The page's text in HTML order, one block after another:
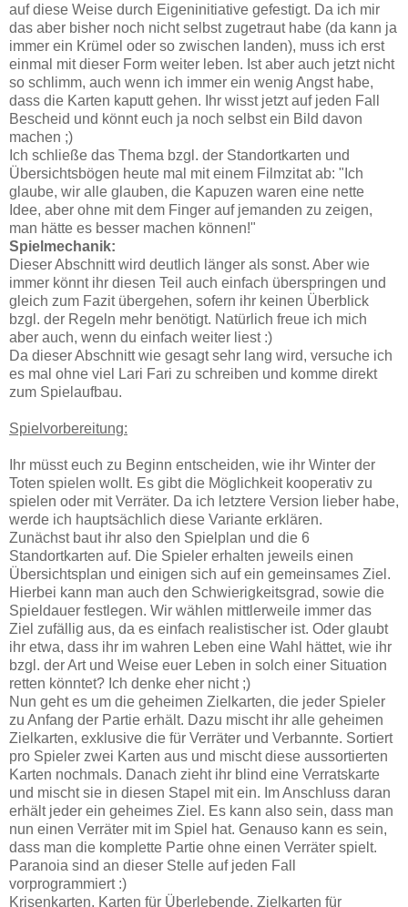
auf diese Weise durch Eigeninitiative gefestigt. Da ich mir
das aber bisher noch nicht selbst zugetraut habe (da kann ja
immer ein Krümel oder so zwischen landen), muss ich erst
einmal mit dieser Form weiter leben. Ist aber auch jetzt nicht
so schlimm, auch wenn ich immer ein wenig Angst habe,
dass die Karten kaputt gehen. Ihr wisst jetzt auf jeden Fall
Bescheid und könnt euch ja noch selbst ein Bild davon
machen ;)
Ich schließe das Thema bzgl. der Standortkarten und
Übersichtsbögen heute mal mit einem Filmzitat ab: "Ich
glaube, wir alle glauben, die Kapuzen waren eine nette
Idee, aber ohne mit dem Finger auf jemanden zu zeigen,
man hätte es besser machen können!"
Spielmechanik:
Dieser Abschnitt wird deutlich länger als sonst. Aber wie
immer könnt ihr diesen Teil auch einfach überspringen und
gleich zum Fazit übergehen, sofern ihr keinen Überblick
bzgl. der Regeln mehr benötigt. Natürlich freue ich mich
aber auch, wenn du einfach weiter liest :)
Da dieser Abschnitt wie gesagt sehr lang wird, versuche ich
es mal ohne viel Lari Fari zu schreiben und komme direkt
zum Spielaufbau.
Spielvorbereitung:
Ihr müsst euch zu Beginn entscheiden, wie ihr Winter der
Toten spielen wollt. Es gibt die Möglichkeit kooperativ zu
spielen oder mit Verräter. Da ich letztere Version lieber habe,
werde ich hauptsächlich diese Variante erklären.
Zunächst baut ihr also den Spielplan und die 6
Standortkarten auf. Die Spieler erhalten jeweils einen
Übersichtsplan und einigen sich auf ein gemeinsames Ziel.
Hierbei kann man auch den Schwierigkeitsgrad, sowie die
Spieldauer festlegen. Wir wählen mittlerweile immer das
Ziel zufällig aus, da es einfach realistischer ist. Oder glaubt
ihr etwa, dass ihr im wahren Leben eine Wahl hättet, wie ihr
bzgl. der Art und Weise euer Leben in solch einer Situation
retten könntet? Ich denke eher nicht ;)
Nun geht es um die geheimen Zielkarten, die jeder Spieler
zu Anfang der Partie erhält. Dazu mischt ihr alle geheimen
Zielkarten, exklusive die für Verräter und Verbannte. Sortiert
pro Spieler zwei Karten aus und mischt diese aussortierten
Karten nochmals. Danach zieht ihr blind eine Verratskarte
und mischt sie in diesen Stapel mit ein. Im Anschluss daran
erhält jeder ein geheimes Ziel. Es kann also sein, dass man
nun einen Verräter mit im Spiel hat. Genauso kann es sein,
dass man die komplette Partie ohne einen Verräter spielt.
Paranoia sind an dieser Stelle auf jeden Fall
vorprogrammiert :)
Krisenkarten, Karten für Überlebende, Zielkarten für